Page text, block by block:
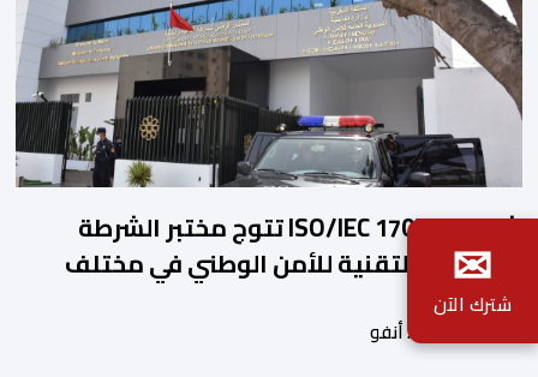
شهادة ISO/IEC 17025 تتوج مختبر الشرطة
العلمية والتقنية للأمن الوطني في مختلف
الخبرات الجنائية
بواسطة أحداث. أنفو
✉
شترك الآن